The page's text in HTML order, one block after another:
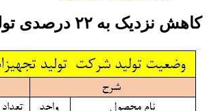
کاهش نزدیک به ۲۲ درصدی تولید هپکو با مدیریت تامین اجتماعی